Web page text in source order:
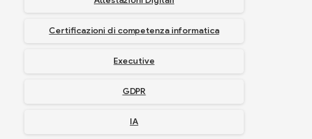
Certificazioni di competenza informatica
Executive
GDPR
IA